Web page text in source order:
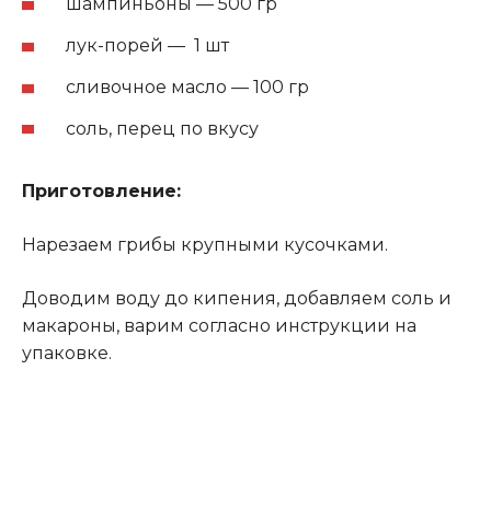
шампиньоны — 500 гр
лук-порей — 1 шт
сливочное масло — 100 гр
соль, перец по вкусу
Приготовление:
Нарезаем грибы крупными кусочками.
Доводим воду до кипения, добавляем соль и
макароны, варим согласно инструкции на
упаковке.